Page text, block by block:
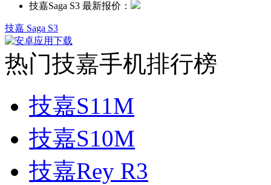
技嘉Saga S3 最新报价：
技嘉 Saga S3
热门技嘉手机排行榜
技嘉S11M
技嘉S10M
技嘉Rey R3